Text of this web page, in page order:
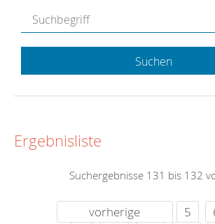
Suchen
Ergebnisliste
Suchergebnisse 131 bis 132
vorherige 5